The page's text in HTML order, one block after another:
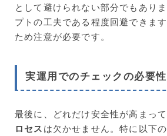
として避けられない部分でもあり
プトの工夫である程度回避できま
ため注意が必要です。
実運用でのチェックの必要性
最後に、どれだけ安全性が高まっ
ロセス は欠かせません。特に以下